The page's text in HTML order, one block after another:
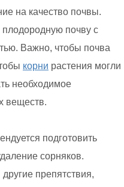
на качество почвы.
плодородную почву с
Важно, чтобы почва
корни растения могли
необходимое
веществ.
подготовить
сорняков.
другие препятствия,